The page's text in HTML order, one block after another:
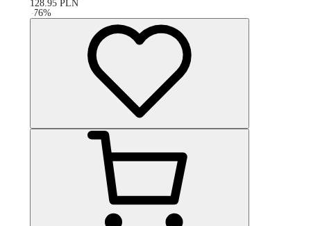
128.95 PLN
-76%